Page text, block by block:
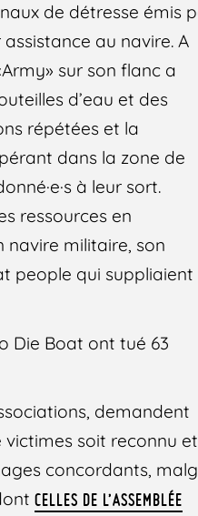
de détresse émis
au navire. A
sur son flanc a
d’eau et des
répétées et la
dans la zone de
à leur sort.
ressources en
navire militaire, son
people qui suppliaient
Die Boat ont tué 63
demandent
soit reconnu et
concordants,
CELLES DE L’ASSEMBLÉE